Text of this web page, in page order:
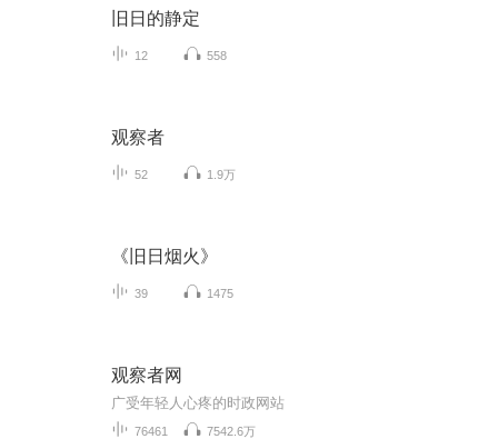
旧日的静定
12 558
观察者
52 1.9万
《旧日烟火》
39 1475
观察者网
广受年轻人心疼的时政网站
76461 7542.6万